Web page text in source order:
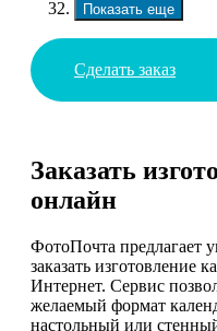
Показать еще
Сделать заказ
Заказать
онлайн
ФотоПочта предлагает
заказать изготовление
Интернет. Сервис
желаемый формат
настольный или